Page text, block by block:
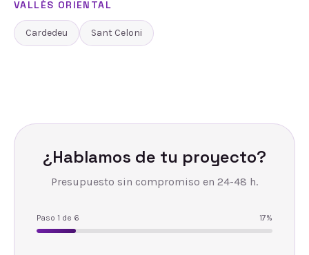
VALLÈS ORIENTAL
Cardedeu Sant Celoni
¿Hablamos de tu proyecto?
Presupuesto sin compromiso en 24-48 h.
Paso 1 de 6 17%